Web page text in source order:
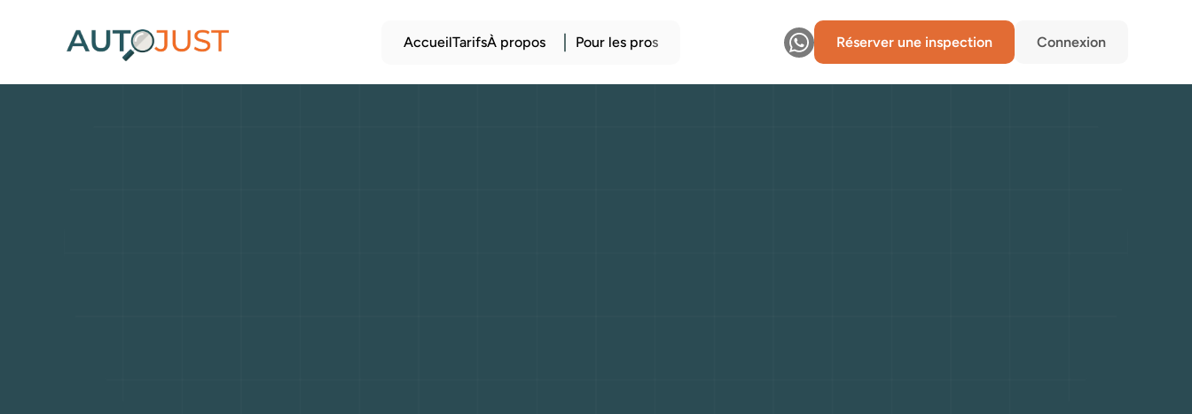
AccueilTarifsÀ propos Pour les pros Réserver une inspection Connexion